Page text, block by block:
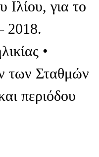
Ιλίου, για το
2018.
•
των Σταθμών
περιόδου